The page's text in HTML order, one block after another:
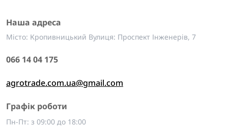
Наша адреса
Місто: Кропивницький Вулиця: Проспект Інженерів, 7
066 14 04 175
agrotrade.com.ua@gmail.com
Графік роботи
Пн-Пт: з 09:00 до 18:00